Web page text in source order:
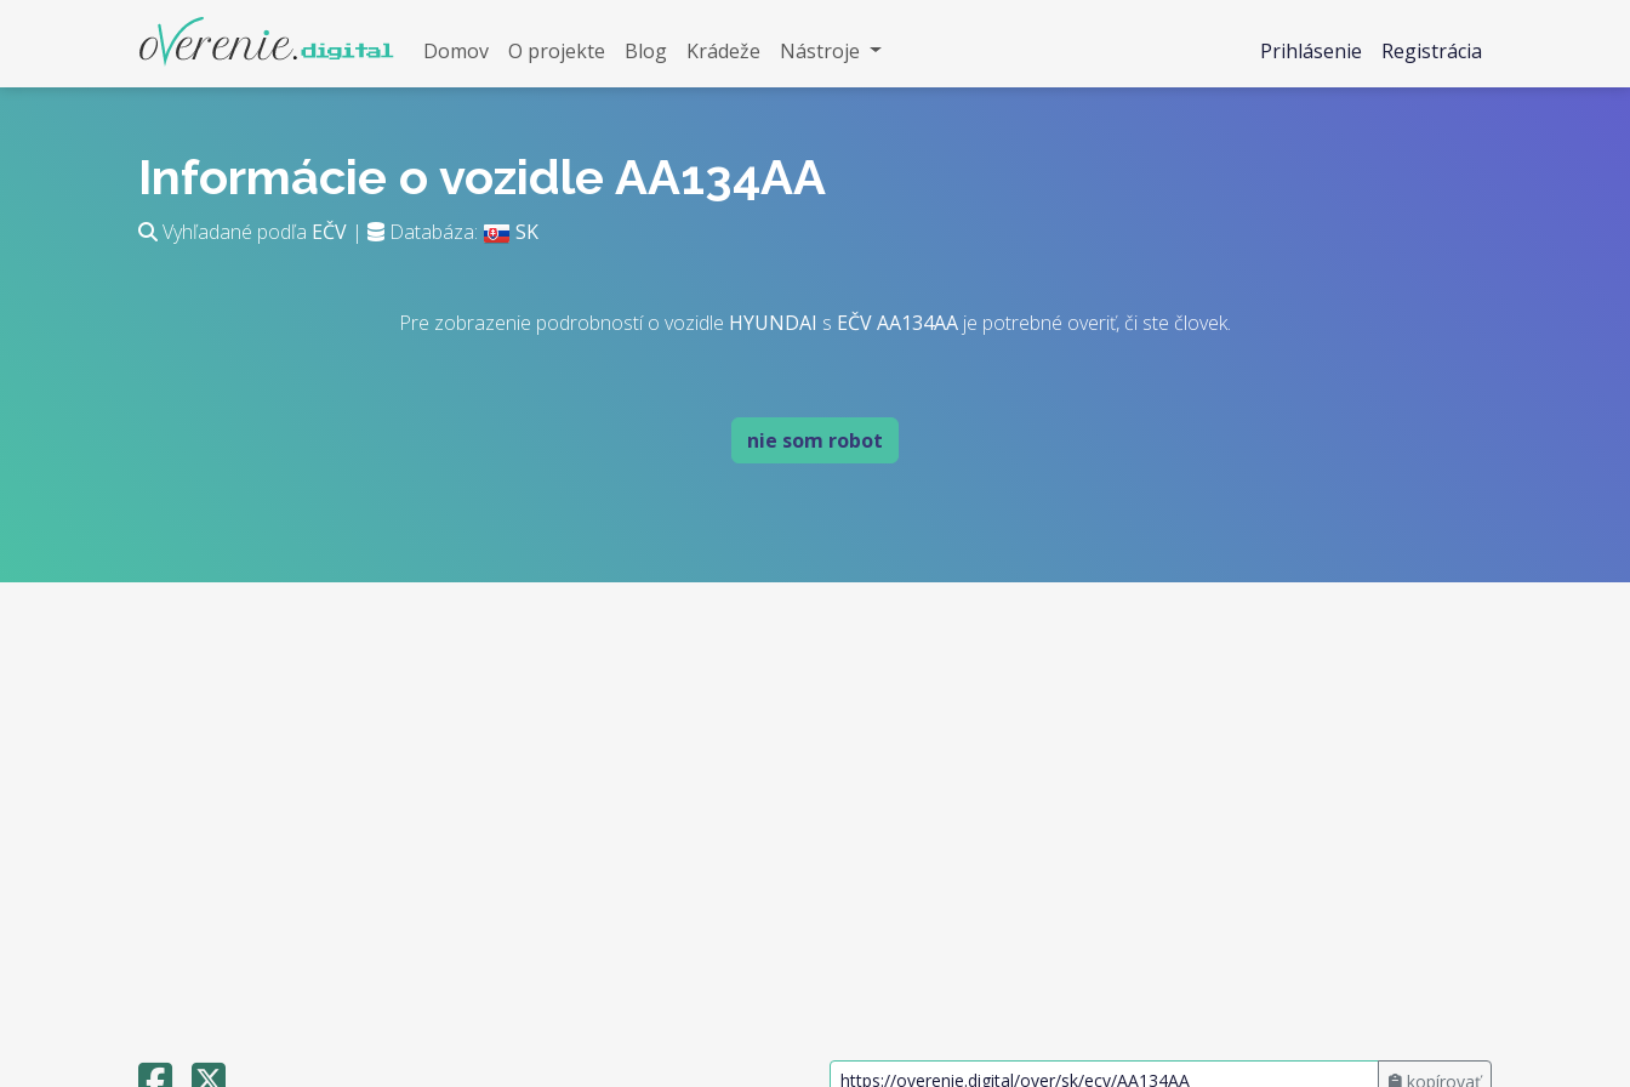
Domov O projekte Blog Krádeže Nástroje Prihlásenie Registrácia
Informácie o vozidle AA134AA
Vyhľadané podľa EČV | Databáza: SK
Pre zobrazenie podrobností o vozidle HYUNDAI s EČVAA134AA je potrebné overiť, či ste človek.
nie som robot
kopírovať